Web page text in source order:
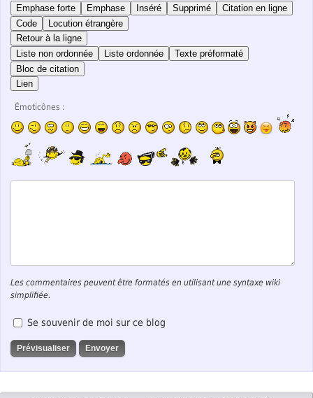
Emphase forte Emphase Inséré Supprimé
Citation en ligne
Code
Locution étrangère
Retour à la ligne
Liste non ordonnée
Liste ordonnée
Texte préformaté
Bloc de citation
Lien
Émoticônes :
Les commentaires peuvent être formatés en utilisant une syntaxe wiki
simplifiée.
Se souvenir de moi sur ce blog